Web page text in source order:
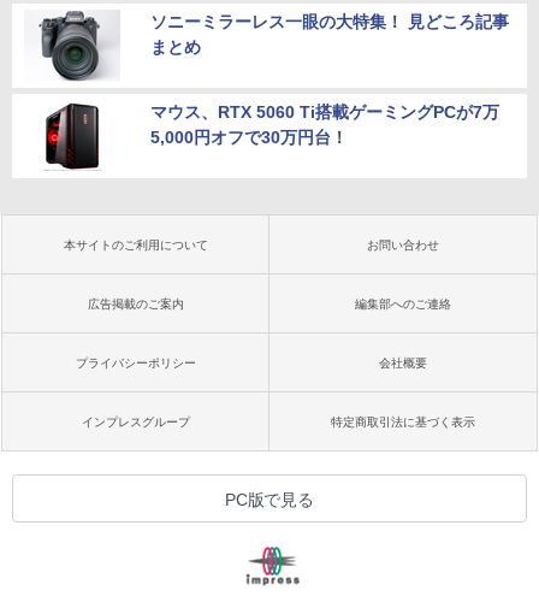
ソニーミラーレス一眼の大特集！ 見どころ記事
まとめ
マウス、RTX 5060 Ti搭載ゲーミングPCが7万
5,000円オフで30万円台！
本サイトのご利用について お問い合わせ
広告掲載のご案内 編集部へのご連絡
プライバシーポリシー 会社概要
インプレスグループ 特定商取引法に基づく表示
PC版で見る